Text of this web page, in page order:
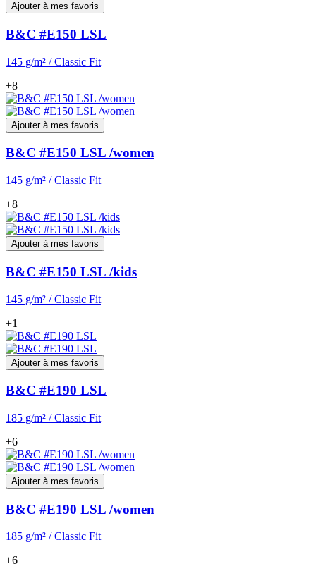
Ajouter à mes favoris
B&C #E150 LSL
145 g/m² / Classic Fit
+8
Ajouter à mes favoris
B&C #E150 LSL /women
145 g/m² / Classic Fit
+8
Ajouter à mes favoris
B&C #E150 LSL /kids
145 g/m² / Classic Fit
+1
Ajouter à mes favoris
B&C #E190 LSL
185 g/m² / Classic Fit
+6
Ajouter à mes favoris
B&C #E190 LSL /women
185 g/m² / Classic Fit
+6